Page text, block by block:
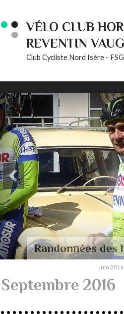
VÉLO CLUB
REVENTIN
Club Cycliste Nord Isère -
Randonnées des
juin 2016
Septembre 2016